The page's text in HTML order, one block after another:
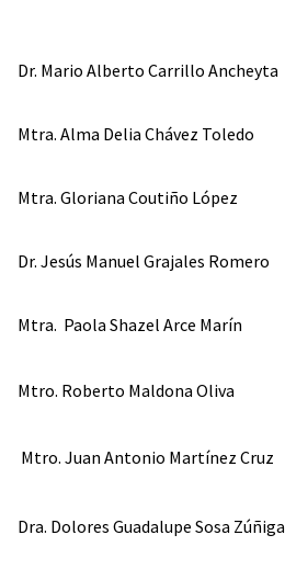
Dr. Mario Alberto Carrillo Ancheyta
Mtra. Alma Delia Chávez Toledo
Mtra. Gloriana Coutiño López
Dr. Jesús Manuel Grajales Romero
Mtra. Paola Shazel Arce Marín
Mtro. Roberto Maldona Oliva
Mtro. Juan Antonio Martínez Cruz
Dra. Dolores Guadalupe Sosa Zúñiga